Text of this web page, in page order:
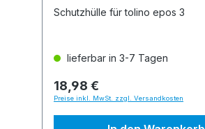
Schutzhülle für tolino epos 3
lieferbar in 3-7 Tagen
18,98 €
Preise inkl. MwSt. zzgl. Versandkosten